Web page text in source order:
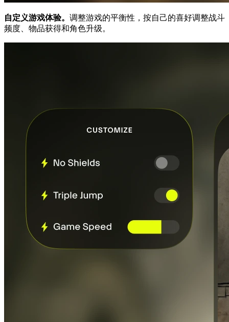
自定义游戏体验。 调整游戏的平衡性，按自己的喜好调整战斗
频度、物品获得和角色升级。